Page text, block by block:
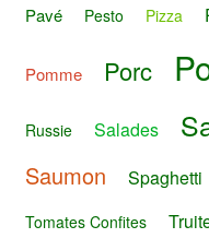
Pavé Pesto Pizza
Pomme Porc
Russie Salades
Saumon Spaghetti
Tomates Confites